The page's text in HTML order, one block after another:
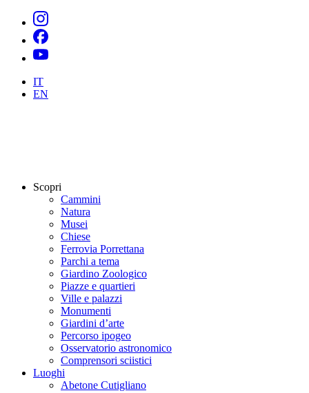
IT
EN
Scopri
Cammini
Natura
Musei
Chiese
Ferrovia Porrettana
Parchi a tema
Giardino Zoologico
Piazze e quartieri
Ville e palazzi
Monumenti
Giardini d’arte
Percorso ipogeo
Osservatorio astronomico
Comprensori sciistici
Luoghi
Abetone Cutigliano